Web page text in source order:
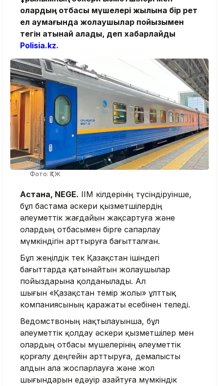
олардың отбасы мүшелері жылына бір рет
ел аумағында жолаушылар пойызымен
тегін қатынай алады, деп хабарлайды
Polisia.kz.
Фото: ҚТЖ
Астана, NEGE. ІІМ өкілдерінің түсіндіруінше,
бұл бастама әскери қызметшілердің
әлеуметтік жағдайын жақсартуға және
олардың отбасымен бірге сапарлау
мүмкіндігін арттыруға бағытталған.
Бұл жеңілдік тек Қазақстан ішіндегі
бағыттарда қатынайтын жолаушылар
пойыздарына қолданылады. Ал
шығын «Қазақстан темір жолы» ұлттық
компаниясының қаражаты есебінен өтеледі.
Ведомствоның нақтылауынша, бұл
әлеуметтік қолдау әскери қызметшілер мен
олардың отбасы мүшелерінің әлеуметтік
қорғалу деңгейін арттыруға, демалысты
алдын ала жоспарлауға және жол
шығындарын едәуір азайтуға мүмкіндік